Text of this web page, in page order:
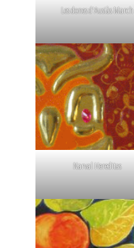
Les dones d'Ausiàs March
Narval Hereditas